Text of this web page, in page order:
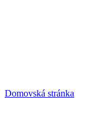
Domovská stránka